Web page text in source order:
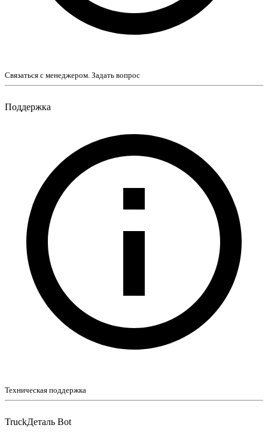
Связаться с менеджером. Задать вопрос
Поддержка
Техническая поддержка
TruckДеталь Bot